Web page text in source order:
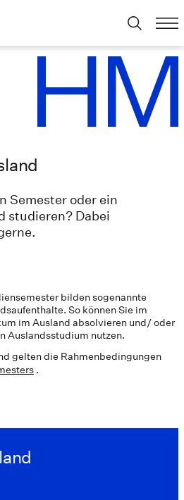
Semester oder ein
studieren? Dabei
bilden sogenannte
So können Sie im
im Ausland absolvieren und/ oder
Auslandsstudium nutzen.
gelten die Rahmenbedingungen
.